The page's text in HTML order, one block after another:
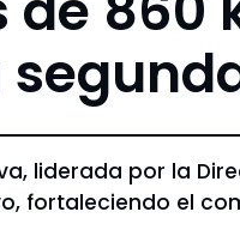
liderada por la
fortaleciendo el